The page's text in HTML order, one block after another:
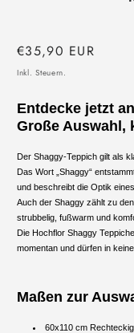
Normaler
Preis
€35,90 EUR
Inkl. Steuern.
Entdecke jetzt
Große Auswahl,
Der Shaggy-Teppich gilt als
Das Wort „Shaggy“
und beschreibt die Optik
Auch der Shaggy zählt zu
strubbelig, fußwarm und
Die Hochflor Shaggy
momentan und dürfen in
Maßen zur
60x110 cm Rechteckig